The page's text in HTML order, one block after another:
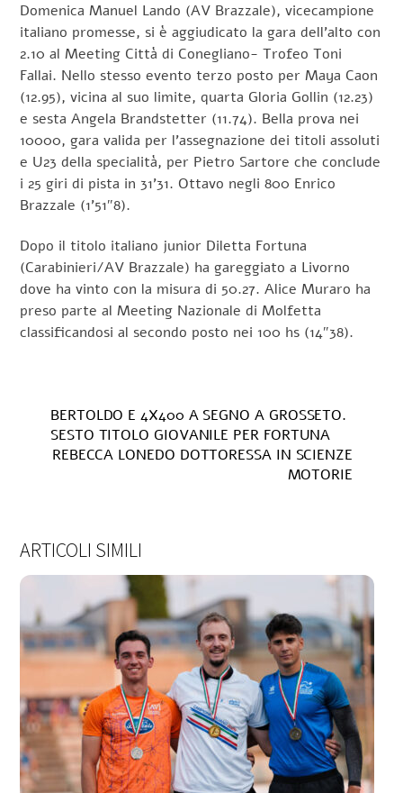
Domenica Manuel Lando (AV Brazzale), vicecampione
italiano promesse, si è aggiudicato la gara dell’alto con
2.10 al Meeting Città di Conegliano- Trofeo Toni
Fallai. Nello stesso evento terzo posto per Maya Caon
(12.95), vicina al suo limite, quarta Gloria Gollin (12.23)
e sesta Angela Brandstetter (11.74). Bella prova nei
10000, gara valida per l’assegnazione dei titoli assoluti
e U23 della specialità, per Pietro Sartore che conclude
i 25 giri di pista in 31’31. Ottavo negli 800 Enrico
Brazzale (1’51″8).
Dopo il titolo italiano junior Diletta Fortuna
(Carabinieri/AV Brazzale) ha gareggiato a Livorno
dove ha vinto con la misura di 50.27. Alice Muraro ha
preso parte al Meeting Nazionale di Molfetta
classificandosi al secondo posto nei 100 hs (14″38).
BERTOLDO E 4X400 A SEGNO A GROSSETO.
SESTO TITOLO GIOVANILE PER FORTUNA
REBECCA LONEDO DOTTORESSA IN SCIENZE
MOTORIE
ARTICOLI SIMILI